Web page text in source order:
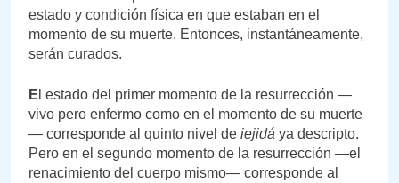
estado y condición física en que estaban en el
momento de su muerte. Entonces, instantáneamente,
serán curados.
E l estado del primer momento de la resurrección —
vivo pero enfermo como en el momento de su muerte
— corresponde al quinto nivel de iejidá ya descripto.
Pero en el segundo momento de la resurrección —el
renacimiento del cuerpo mismo— corresponde al